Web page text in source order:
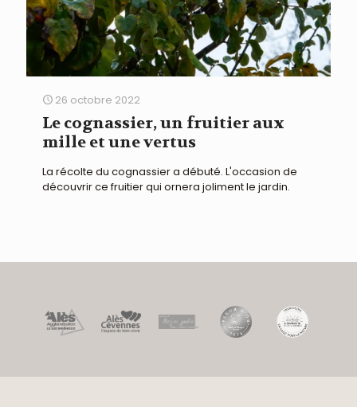
26 octobre 2022
Le cognassier, un fruitier aux
mille et une vertus
La récolte du cognassier a débuté. L'occasion de
découvrir ce fruitier qui ornera joliment le jardin.